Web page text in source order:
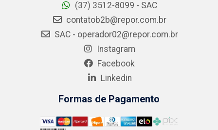
(37) 3512-8099 - SAC
contatob2b@repor.com.br
SAC - operador02@repor.com.br
Instagram
Facebook
Linkedin
Formas de Pagamento